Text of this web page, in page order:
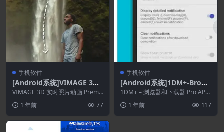
手机软件
[Android系统]VIMAGE 3D l
ive photo animation 5.1.1
VIMAGE 3D 实时照片动画 Premi
1 年前 77
手机软件
[Android系统]1DM+-Brows
er & Downloader 18.1
1DM+ – 浏览器和下载器 Pro APK
1 年前 117